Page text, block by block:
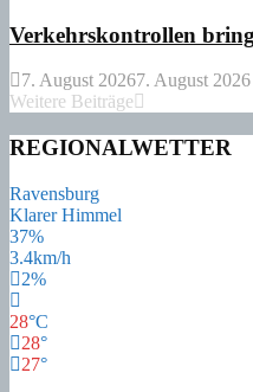
Verkehrskontrollen
7. August 20267. August 2026
Weitere Beiträge
REGIONALWETTER
Ravensburg
Klarer Himmel
37%
3.4km/h
2%
28°C
28°
27°